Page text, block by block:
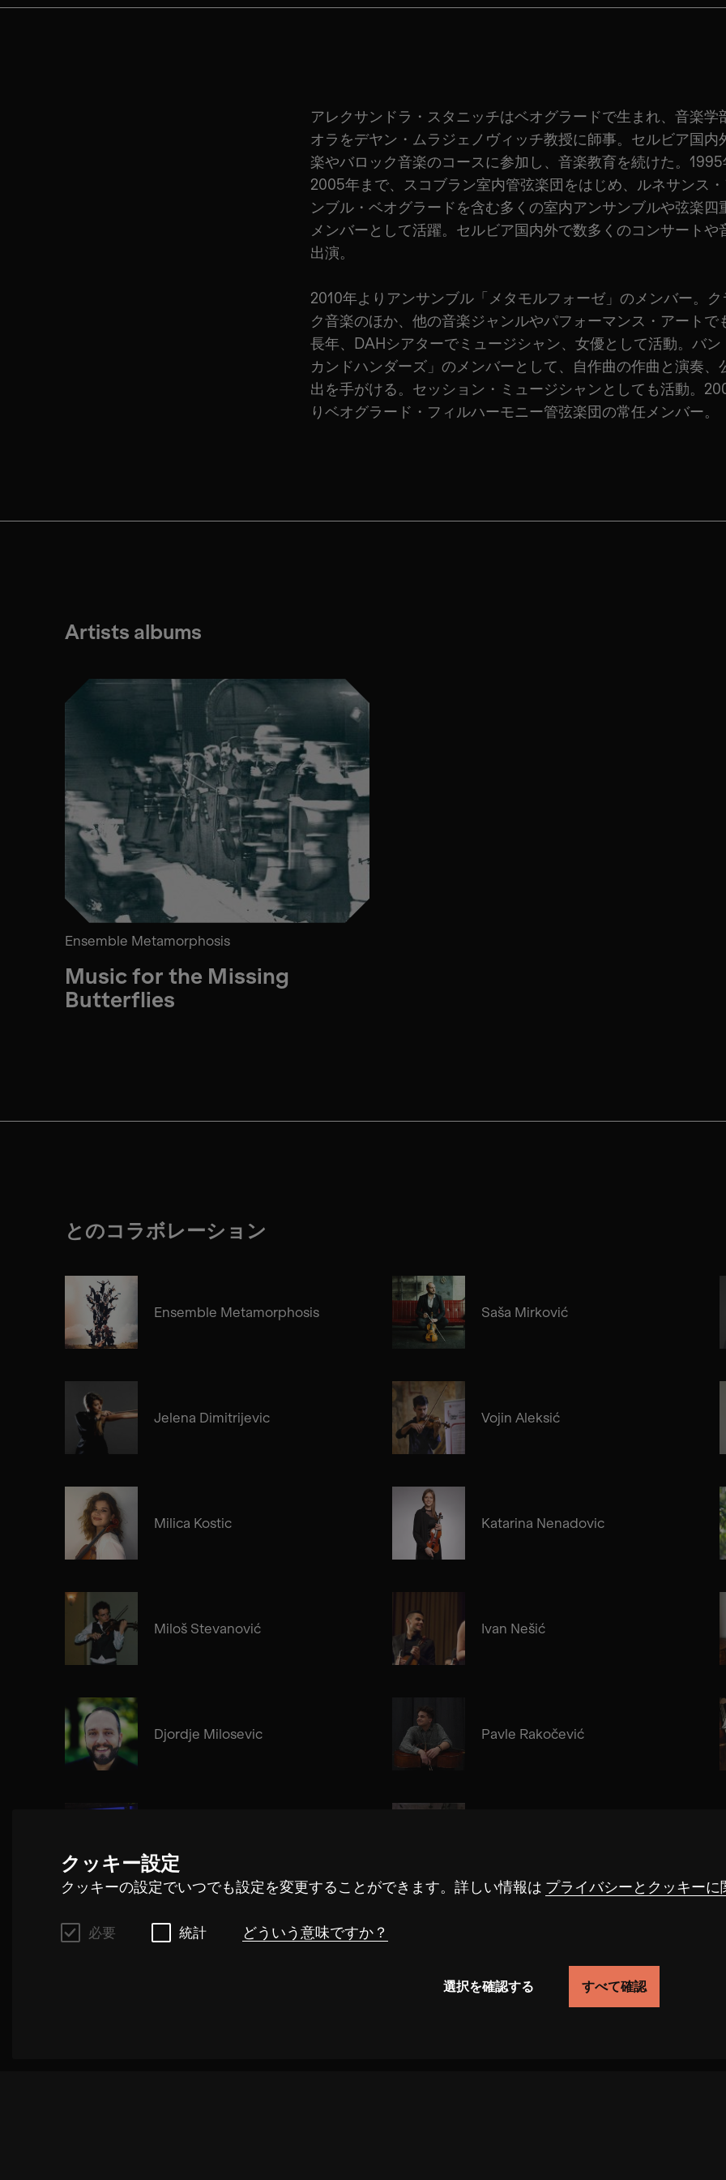
クッキー設定
クッキーの設定でいつでも設定を変更することができます。詳しい情報は プライバシーとクッキーに
必要 統計 どういう意味ですか？
選択を確認する すべて確認
アレクサンドラ・スタニッチはベオグラードで生まれ、音楽学
オラをデヤン・ムラジェノヴィッチ教授に師事。セルビア国内
楽やバロック音楽のコースに参加し、音楽教育を続けた。1995
2005年まで、スコブラン室内管弦楽団をはじめ、ルネサンス
ンブル・ベオグラードを含む多くの室内アンサンブルや弦楽四
メンバーとして活躍。セルビア国内外で数多くのコンサートや
出演。
2010年よりアンサンブル「メタモルフォーゼ」のメンバー。ク
ク音楽のほか、他の音楽ジャンルやパフォーマンス・アートで
長年、DAHシアターでミュージシャン、女優として活動。バン
カンドハンダーズ」のメンバーとして、自作曲の作曲と演奏、
出を手がける。セッション・ミュージシャンとしても活動。
りベオグラード・フィルハーモニー管弦楽団の常任メンバー。
Artists albums
Ensemble Metamorphosis
Music for the Missing
Butterflies
とのコラボレーション
Ensemble Metamorphosis Saša Mirković
Jelena Dimitrijevic Vojin Aleksić
Milica Kostic Katarina Nenadovic
Miloš Stevanović Ivan Nešić
Djordje Milosevic Pavle Rakočević